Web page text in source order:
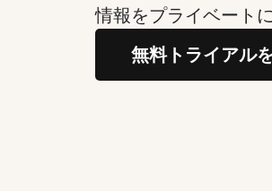
情報をプライベート
無料トライアル